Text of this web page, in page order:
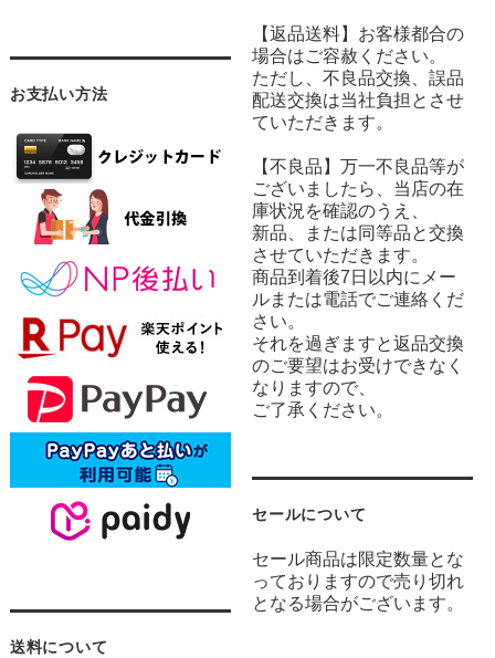
お支払い方法
送料について
【返品送料】お客様都合の
場合はご容赦ください。
ただし、不良品交換、誤品
配送交換は当社負担とさせ
ていただきます。
【不良品】万一不良品等が
ございましたら、当店の在
庫状況を確認のうえ、
新品、または同等品と交換
させていただきます。
商品到着後7日以内にメー
ルまたは電話でご連絡くだ
さい。
それを過ぎますと返品交換
のご要望はお受けできなく
なりますので、
ご了承ください。
セールについて
セール商品は限定数量とな
っておりますので売り切れ
となる場合がございます。